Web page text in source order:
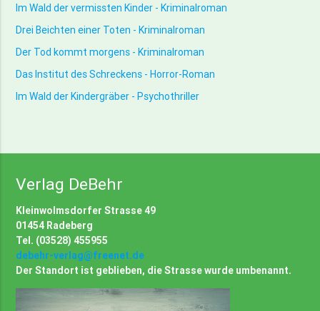
Im Wald der vermissten Kinder - Kriminalroman
Drei Beichten einer Toten - Kriminalroman
Der Tod kommt morgens - Kriminalroman
Das Institut des Schreckens - Horror-Roman
Im Wald der Kindergräber - Psychothriller
Verlag DeBehr
Kleinwolmsdorfer Strasse 49
01454 Radeberg
Tel. (03528) 455955
debehr-verlag@freenet.de
Der Standort ist geblieben, die Strasse wurde umbenannt.